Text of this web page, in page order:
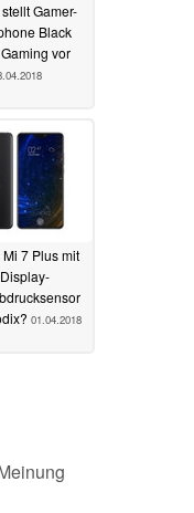
Gamer-
Black
vor
7 Plus mit
01.04.2018